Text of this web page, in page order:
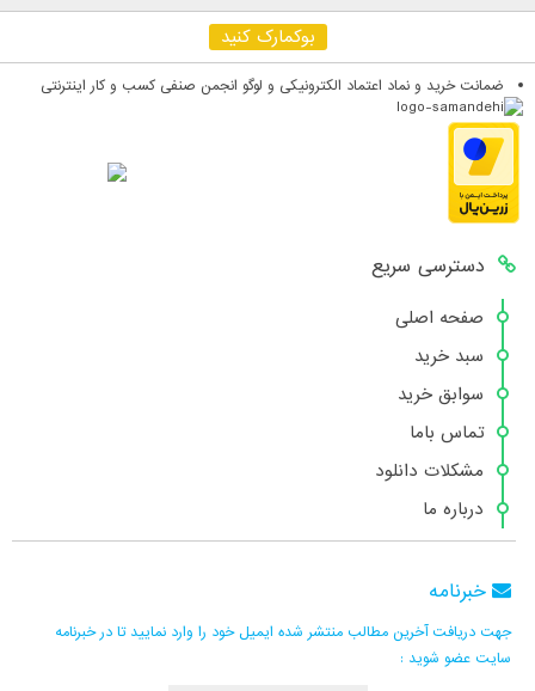
بوکمارک کنید
ضمانت خرید و نماد اعتماد الکترونیکی و لوگو انجمن صنفی کسب و کار اینترنتی
دسترسی سریع
صفحه اصلی
سبد خرید
سوابق خرید
تماس باما
مشکلات دانلود
درباره ما
خبرنامه
جهت دریافت آخرین مطالب منتشر شده ایمیل خود را وارد نمایید تا در خبرنامه
سایت عضو شوید :